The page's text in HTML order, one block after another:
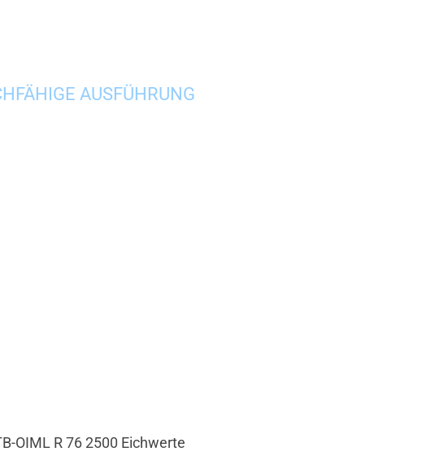
AUSFÜHRUNG
OIML R 76 2500 Eichwerte